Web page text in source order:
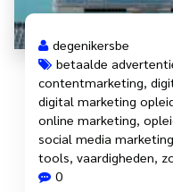
degenikersbe
betaalde
contentmarketing,
digital marketing
online marketing,
social media marketing
tools, vaardigheden,
0